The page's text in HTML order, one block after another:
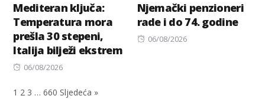
Mediteran ključa:
Temperatura mora
prešla 30 stepeni,
Italija bilježi ekstrem
Posted
06/08/2026
Njemački penzioneri
rade i do 74. godine
Posted
06/08/2026
1 2 3 … 660 Sljedeća »